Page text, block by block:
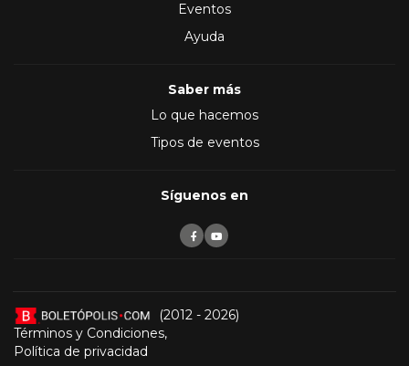
Eventos
Ayuda
Saber más
Lo que hacemos
Tipos de eventos
Síguenos en
(2012 - 2026)
Términos y Condiciones,
Política de privacidad